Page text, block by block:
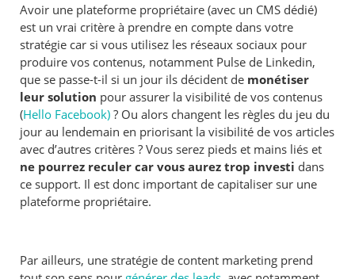
Avoir une plateforme propriétaire (avec un CMS dédié)
est un vrai critère à prendre en compte dans votre
stratégie car si vous utilisez les réseaux sociaux pour
produire vos contenus, notamment Pulse de Linkedin,
que se passe-t-il si un jour ils décident de monétiser
leur solution pour assurer la visibilité de vos contenus
(Hello Facebook) ? Ou alors changent les règles du jeu du
jour au lendemain en priorisant la visibilité de vos articles
avec d’autres critères ? Vous serez pieds et mains liés et
ne pourrez reculer car vous aurez trop investi dans
ce support. Il est donc important de capitaliser sur une
plateforme propriétaire.
Par ailleurs, une stratégie de content marketing prend